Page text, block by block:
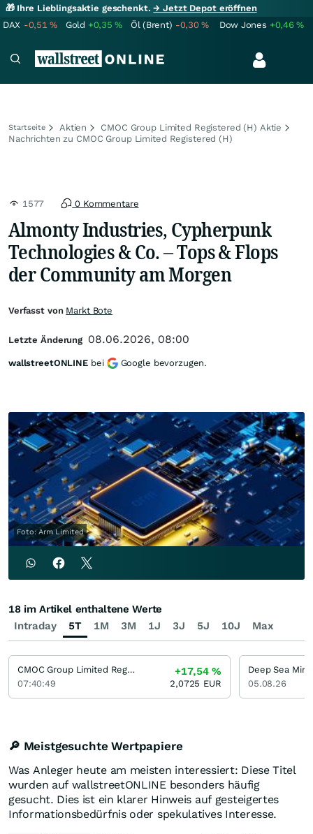
🎁 Ihre Lieblingsaktie geschenkt.→ Jetzt Depot eröffnen
DAX -0,51% Gold +0,35% Öl (Brent) -0,30% Dow Jones +0,46%
Startseite Aktien
CMOC Group Limited Registered (H) Aktie
Nachrichten zu CMOC Group Limited Registered (H)
1577 0 Kommentare
Almonty Industries, Cypherpunk
Technologies & Co. – Tops & Flops
der Community am Morgen
Foto: Arm Limited
🔎 Meistgesuchte Wertpapiere
Was Anleger heute am meisten interessiert: Diese Titel
wurden auf wallstreetONLINE besonders häufig
gesucht. Dies ist ein klarer Hinweis auf gesteigertes
Informationsbedürfnis oder spekulatives Interesse.
Verfasst von Markt Bote
Letzte Änderung 08.06.2026, 08:00
wallstreetONLINE bei Google bevorzugen.
Intraday 5T 1M 3M 1J 3J 5J 10J Max
18 im Artikel enthaltene Werte
CMOC Group Limited Registered (H)
07:40:49
+17,54%
2,0725 EUR
Deep Sea
05.08.26